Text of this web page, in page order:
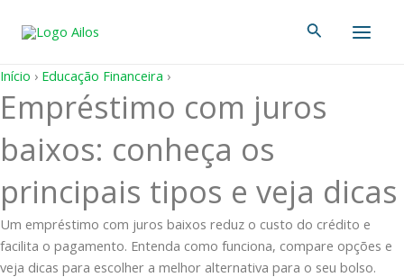
para
conteúdo
Pesquisar
Início › Educação Financeira ›
Empréstimo com juros
baixos: conheça os
principais tipos e veja dicas
Um empréstimo com juros baixos reduz o custo do crédito e
facilita o pagamento. Entenda como funciona, compare opções e
veja dicas para escolher a melhor alternativa para o seu bolso.